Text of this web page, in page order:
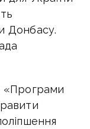
Донбасу.
«Програми